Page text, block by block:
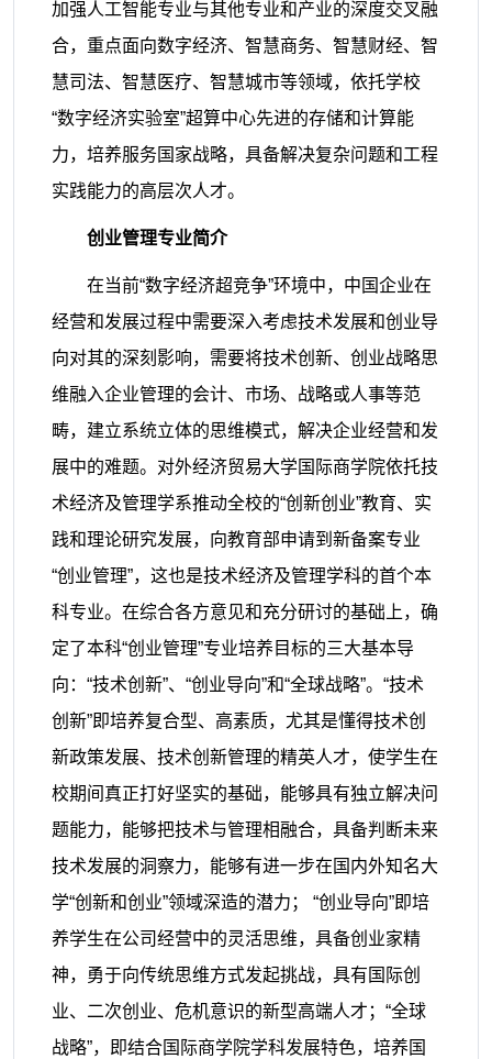
加强人工智能专业与其他专业和产业的深度交叉融
合，重点面向数字经济、智慧商务、智慧财经、智
慧司法、智慧医疗、智慧城市等领域，依托学校
“数字经济实验室”超算中心先进的存储和计算能
力，培养服务国家战略，具备解决复杂问题和工程
实践能力的高层次人才。
创业管理专业简介
在当前“数字经济超竞争”环境中，中国企业在
经营和发展过程中需要深入考虑技术发展和创业导
向对其的深刻影响，需要将技术创新、创业战略思
维融入企业管理的会计、市场、战略或人事等范
畴，建立系统立体的思维模式，解决企业经营和发
展中的难题。对外经济贸易大学国际商学院依托技
术经济及管理学系推动全校的“创新创业”教育、实
践和理论研究发展，向教育部申请到新备案专业
“创业管理”，这也是技术经济及管理学科的首个本
科专业。在综合各方意见和充分研讨的基础上，确
定了本科“创业管理”专业培养目标的三大基本导
向：“技术创新”、“创业导向”和“全球战略”。“技术
创新”即培养复合型、高素质，尤其是懂得技术创
新政策发展、技术创新管理的精英人才，使学生在
校期间真正打好坚实的基础，能够具有独立解决问
题能力，能够把技术与管理相融合，具备判断未来
技术发展的洞察力，能够有进一步在国内外知名大
学“创新和创业”领域深造的潜力； “创业导向”即培
养学生在公司经营中的灵活思维，具备创业家精
神，勇于向传统思维方式发起挑战，具有国际创
业、二次创业、危机意识的新型高端人才；“全球
战略”，即结合国际商学院学科发展特色，培养国